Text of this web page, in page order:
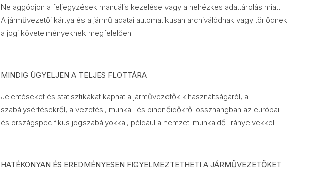
Ne aggódjon a feljegyzések manuális kezelése vagy a nehézkes adattárolás miatt.
A járművezetői kártya és a jármű adatai automatikusan archiválódnak vagy törlődnek
a jogi követelményeknek megfelelően.
MINDIG ÜGYELJEN A TELJES FLOTTÁRA
Jelentéseket és statisztikákat kaphat a járművezetők kihasználtságáról, a
szabálysértésekről, a vezetési, munka- és pihenőidőkről összhangban az európai
és országspecifikus jogszabályokkal, például a nemzeti munkaidő-irányelvekkel.
HATÉKONYAN ÉS EREDMÉNYESEN FIGYELMEZTETHETI A JÁRMŰVEZETŐKET